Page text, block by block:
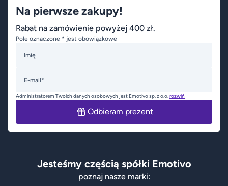
Na pierwsze zakupy!
Rabat na zamówienie powyżej 400 zł.
Pole oznaczone * jest obowiązkowe
Imię
E-mail*
Administratorem Twoich danych osobowych jest Emotivo sp. z o.o.rozwiń
Odbieram prezent
Jesteśmy częścią spółki Emotivo
poznaj nasze marki: